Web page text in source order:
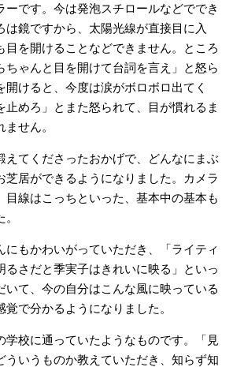
ーです。今は発泡スチロールなどででき
は鏡ですから、太陽光線が直接目に入
目を開けることなどできません。ところ
ちゃんと目を開けて台詞を言え」と怒ら
開けると、今度は涙がボロボロ出てく
止めろ」とまた怒られて、目が慣れるま
せん。
えてくださったおかげで、どんなにまぶ
芝居ができるようになりました。カメラ
目線はこっちといった、基本中の基本も
にもかわいがっていただき、「ライティ
るさだと季実子はきれいに映る」といっ
いて、今の自分はこんな風に映っている
で分かるようになりました。
学校に通っていたようなものです。「見
ういうものか教えていただき、知らず知